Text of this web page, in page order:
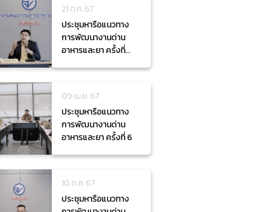
21 ต.ค. 67
ประชุมหารือแนวทาง
การพัฒนางานด่าน
อาหารและยา ครั้งที่
09 เม.ย. 67
ประชุมหารือแนวทาง
การพัฒนางานด่าน
อาหารและยา ครั้งที่ 6
10 ก.ค. 67
ประชุมหารือแนวทาง